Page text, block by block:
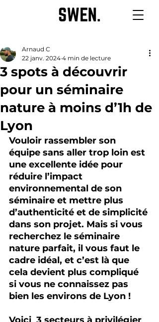
3 spots à découvrir
pour un séminaire
nature à moins d’1h de
Lyon
Arnaud C
22 janv. 2024 4 min de lecture
Vouloir rassembler son
équipe sans aller trop loin est
une excellente idée pour
réduire l’impact
environnemental de son
séminaire et mettre plus
d’authenticité et de simplicité
dans son projet. Mais si vous
recherchez le séminaire
nature parfait, il vous faut le
cadre idéal, et c’est là que
cela devient plus compliqué
si vous ne connaissez pas
bien les environs de Lyon !